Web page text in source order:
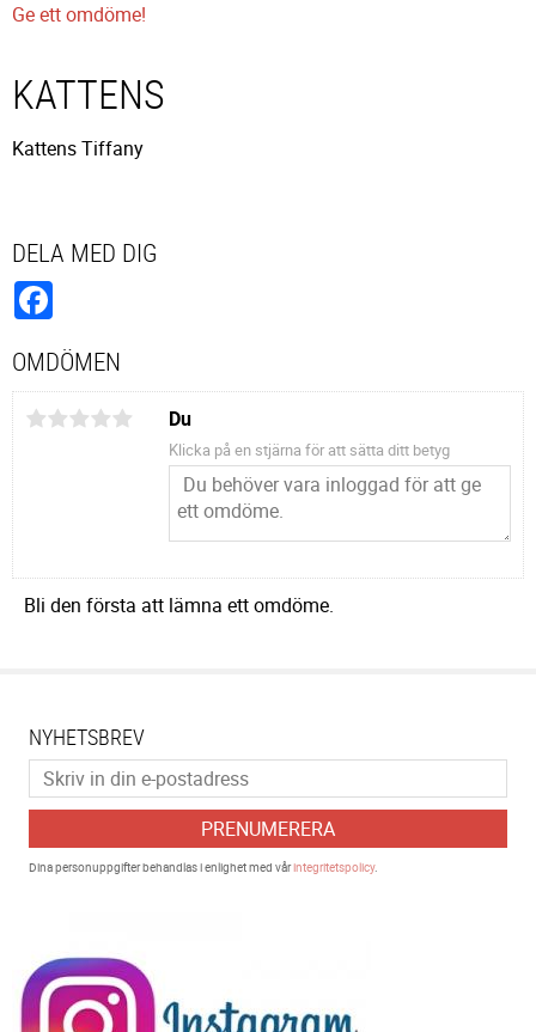
Ge ett omdöme!
KATTENS
Kattens Tiffany
DELA MED DIG
OMDÖMEN
Du
Klicka på en stjärna för att sätta ditt betyg
Bli den första att lämna ett omdöme.
NYHETSBREV
PRENUMERERA
Dina personuppgifter behandlas i enlighet med vårintegritetspolicy.